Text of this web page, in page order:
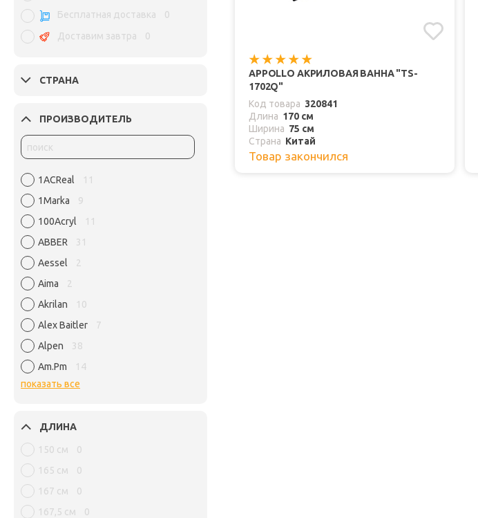
Бесплатная доставка
0
Доставим завтра
0
СТРАНА
ПРОИЗВОДИТЕЛЬ
1ACReal
11
1Marka
9
100Acryl
11
ABBER
31
Aessel
2
Aima
2
Akrilan
10
Alex Baitler
7
Alpen
38
Am.Pm
14
показать все
ДЛИНА
150 см
0
165 см
0
167 см
0
167,5 см
0
APPOLLO АКРИЛОВАЯ ВАННА "TS-
1702Q"
Код товара 320841
Длина 170 см
Ширина 75 см
Страна Китай
Товар закончился